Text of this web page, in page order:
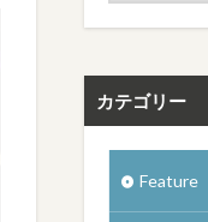
カテゴリー
Feature